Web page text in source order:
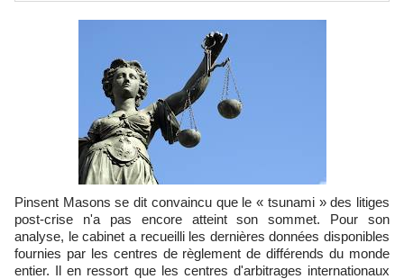
Pinsent Masons se dit convaincu que le « tsunami » des litiges
post-crise n'a pas encore atteint son sommet. Pour son
analyse, le cabinet a recueilli les dernières données disponibles
fournies par les centres de règlement de différends du monde
entier. Il en ressort que les centres d'arbitrages internationaux